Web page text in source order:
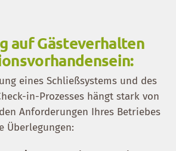
auf Gästeverhalten
eines Schließsystems und des
in-Prozesses hängt stark von
Anforderungen Ihres Betriebes
Überlegungen: